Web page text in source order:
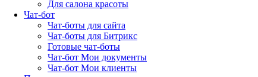
Для салона красоты
Чат-бот
Чат-боты для сайта
Чат-боты для Битрикс
Готовые чат-боты
Чат-бот Мои документы
Чат-бот Мои клиенты